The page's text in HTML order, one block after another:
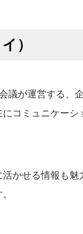
）
議が運営する、
コミュニケー
かせる情報も魅